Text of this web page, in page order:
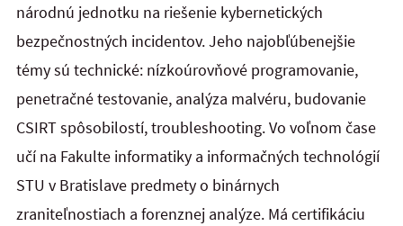
národnú jednotku na riešenie kybernetických
bezpečnostných incidentov. Jeho najobľúbenejšie
témy sú technické: nízkoúrovňové programovanie,
penetračné testovanie, analýza malvéru, budovanie
CSIRT spôsobilostí, troubleshooting. Vo voľnom čase
učí na Fakulte informatiky a informačných technológií
STU v Bratislave predmety o binárnych
zraniteľnostiach a forenznej analýze. Má certifikáciu